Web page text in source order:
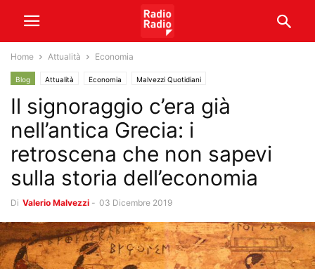
Home Attualità Economia
Blog Attualità Economia Malvezzi Quotidiani
Il signoraggio c’era già
nell’antica Grecia: i
retroscena che non sapevi
sulla storia dell’economia
Di Valerio Malvezzi - 03 Dicembre 2019